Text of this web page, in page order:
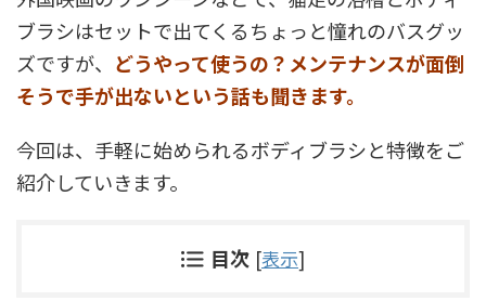
ブラシはセットで出てくるちょっと憧れのバスグッ
ズですが、 どうやって使うの？メンテナンスが面倒
そうで手が出ないという話も聞きます。
今回は、手軽に始められるボディブラシと特徴をご
紹介していきます。
目次 [表示]